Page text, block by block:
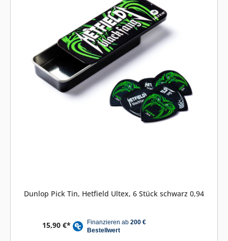
Dunlop Pick Tin, Hetfield Ultex, 6 Stück schwarz 0,94
15,90 €*